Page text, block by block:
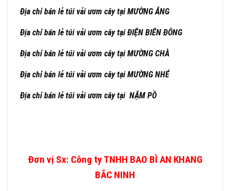
Địa chỉ bán lẻ túi vải ươm cây tại MƯỜNG ẮNG
Địa chỉ bán lẻ túi vải ươm cây tại ĐIỆN BIÊN ĐÔNG
Địa chỉ bán lẻ túi vải ươm cây tại MƯỜNG CHÀ
Địa chỉ bán lẻ túi vải ươm cây tại MƯỜNG NHÉ
Địa chỉ bán lẻ túi vải ươm cây tại NẬM PỒ
Đơn vị Sx: Công ty TNHH BAO BÌ AN KHANG
BẮC NINH